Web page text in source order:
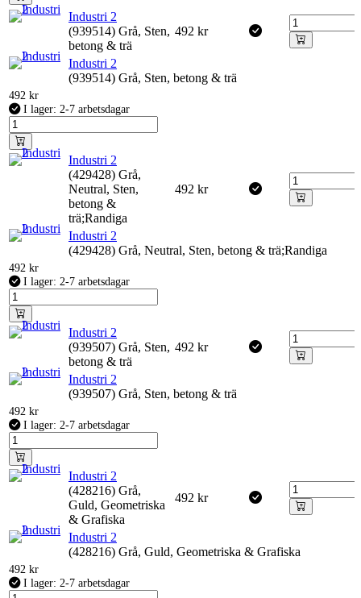
Industri 2
(939514) Grå, Sten,
betong & trä
492 kr
Industri 2
(939514) Grå, Sten, betong & trä
492 kr
I lager: 2-7 arbetsdagar
Industri 2
(429428) Grå,
Neutral, Sten,
betong &
trä;Randiga
492 kr
Industri 2
(429428) Grå, Neutral, Sten, betong & trä;Randiga
492 kr
I lager: 2-7 arbetsdagar
Industri 2
(939507) Grå, Sten,
betong & trä
492 kr
Industri 2
(939507) Grå, Sten, betong & trä
492 kr
I lager: 2-7 arbetsdagar
Industri 2
(428216) Grå,
Guld, Geometriska
& Grafiska
492 kr
Industri 2
(428216) Grå, Guld, Geometriska & Grafiska
492 kr
I lager: 2-7 arbetsdagar